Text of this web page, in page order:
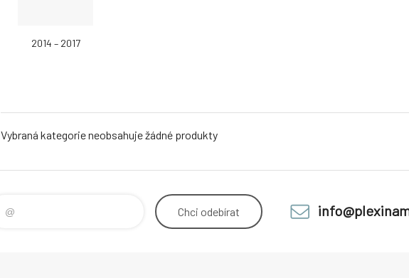
2014 – 2017
Vybraná kategorie neobsahuje žádné produkty
Chci odebírat